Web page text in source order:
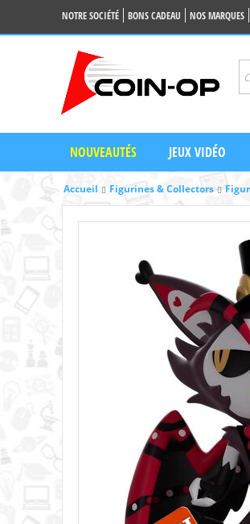
NOTRE SOCIÉTÉ BONS CADEAU NOS MARQUES
NOUVEAUTÉS JEUX VIDÉO
Accueil Figurines & Collectors